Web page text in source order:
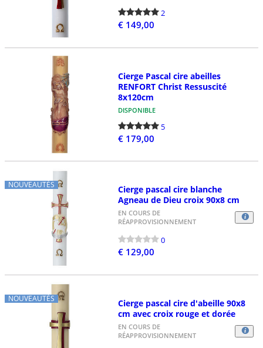
2
€ 149,00
Cierge Pascal cire abeilles
RENFORT Christ Ressuscité
8x120cm
DISPONIBLE
5
€ 179,00
NOUVEAUTÉS
Cierge pascal cire blanche
Agneau de Dieu croix 90x8 cm
EN COURS DE
RÉAPPROVISIONNEMENT
0
€ 129,00
NOUVEAUTÉS
Cierge pascal cire d'abeille 90x8
cm avec croix rouge et dorée
EN COURS DE
RÉAPPROVISIONNEMENT